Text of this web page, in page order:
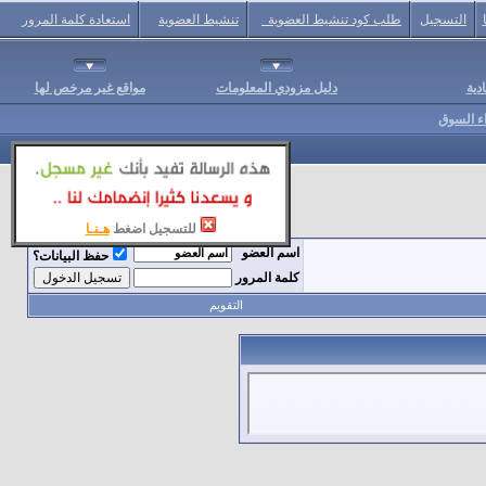
للتسجيل اضغط هـنـا
التسجيل طلب كود تنشيط العضوية تنشيط العضوية استعادة كلمة المرور
دليل مزودي المعلومات مواقع غير مرخص لها
السوق
اسم العضو
حفظ البيانات؟
كلمة المرور
التقويم